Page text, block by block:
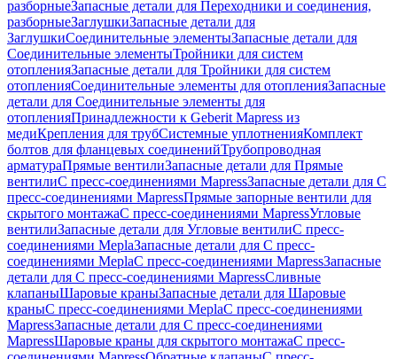
разборныеЗапасные детали для Переходники и соединения,
разборныеЗаглушкиЗапасные детали для
ЗаглушкиСоединительные элементыЗапасные детали для
Соединительные элементыТройники для систем
отопленияЗапасные детали для Тройники для систем
отопленияСоединительные элементы для отопленияЗапасные
детали для Соединительные элементы для
отопленияПринадлежности к Geberit Mapress из
медиКрепления для трубСистемные уплотненияКомплект
болтов для фланцевых соединенийТрубопроводная
арматураПрямые вентилиЗапасные детали для Прямые
вентилиС пресс-соединениями MapressЗапасные детали для С
пресс-соединениями MapressПрямые запорные вентили для
скрытого монтажаС пресс-соединениями MapressУгловые
вентилиЗапасные детали для Угловые вентилиС пресс-
соединениями MeplaЗапасные детали для С пресс-
соединениями MeplaС пресс-соединениями MapressЗапасные
детали для С пресс-соединениями MapressСливные
клапаныШаровые краныЗапасные детали для Шаровые
краныС пресс-соединениями MeplaС пресс-соединениями
MapressЗапасные детали для С пресс-соединениями
MapressШаровые краны для скрытого монтажаС пресс-